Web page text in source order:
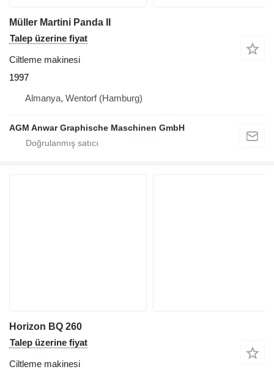
Müller Martini Panda II
Talep üzerine fiyat
Ciltleme makinesi
1997
Almanya, Wentorf (Hamburg)
AGM Anwar Graphische Maschinen GmbH
Horizon BQ 260
Talep üzerine fiyat
Ciltleme makinesi